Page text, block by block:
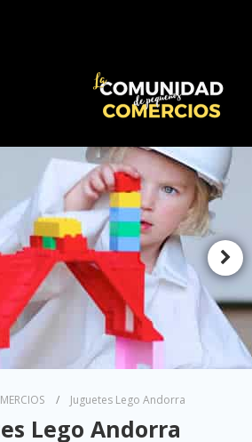
Juguetes Lego Andorra
Lego Andorra